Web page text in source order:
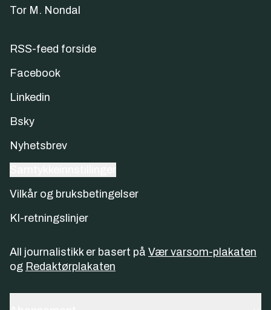
Tor M. Nondal
RSS-feed forside
Facebook
Linkedin
Bsky
Nyhetsbrev
Vilkår og bruksbetingelser
KI-retningslinjer
All journalistikk er basert på Vær varsom-plakaten
og Redaktørplakaten